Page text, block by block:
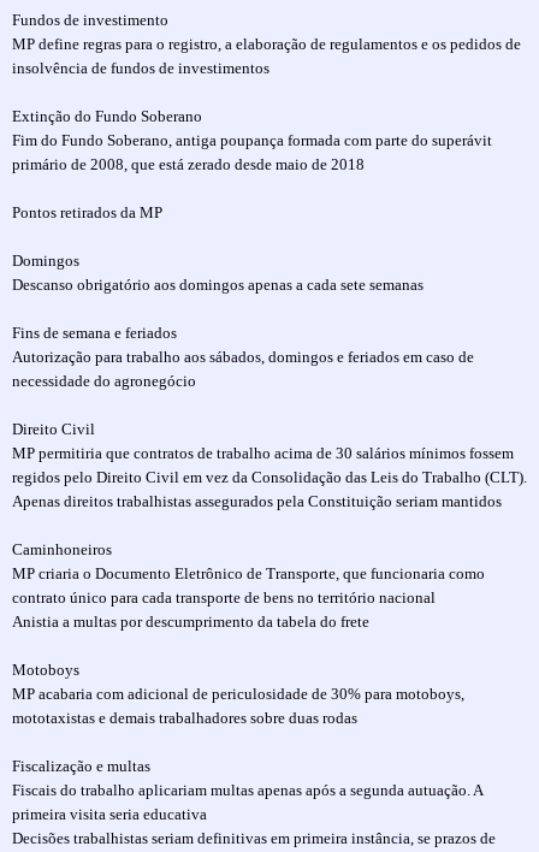
Fundos de investimento
MP define regras para o registro, a elaboração de regulamentos e os pedidos de
insolvência de fundos de investimentos
Extinção do Fundo Soberano
Fim do Fundo Soberano, antiga poupança formada com parte do superávit
primário de 2008, que está zerado desde maio de 2018
Pontos retirados da MP
Domingos
Descanso obrigatório aos domingos apenas a cada sete semanas
Fins de semana e feriados
Autorização para trabalho aos sábados, domingos e feriados em caso de
necessidade do agronegócio
Direito Civil
MP permitiria que contratos de trabalho acima de 30 salários mínimos fossem
regidos pelo Direito Civil em vez da Consolidação das Leis do Trabalho (CLT).
Apenas direitos trabalhistas assegurados pela Constituição seriam mantidos
Caminhoneiros
MP criaria o Documento Eletrônico de Transporte, que funcionaria como
contrato único para cada transporte de bens no território nacional
Anistia a multas por descumprimento da tabela do frete
Motoboys
MP acabaria com adicional de periculosidade de 30% para motoboys,
mototaxistas e demais trabalhadores sobre duas rodas
Fiscalização e multas
Fiscais do trabalho aplicariam multas apenas após a segunda autuação. A
primeira visita seria educativa
Decisões trabalhistas seriam definitivas em primeira instância, se prazos de